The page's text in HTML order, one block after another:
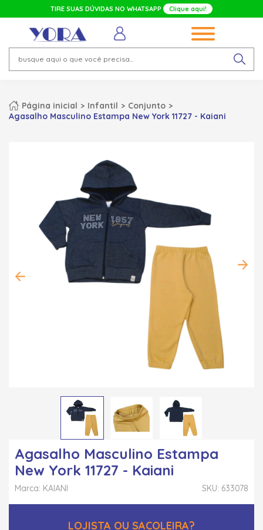
TIRE SUAS DÚVIDAS NO WHATSAPP Clique aqui!
Página inicial Infantil
Conjunto
Agasalho Masculino Estampa New York 11727 - Kaiani
Agasalho Masculino Estampa
New York 11727 - Kaiani
SKU: 633078
Marca: KAIANI
LOJISTA OU SACOLEIRA?